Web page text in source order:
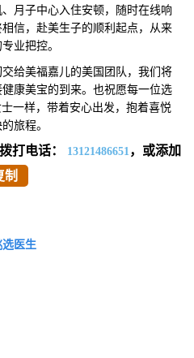
月子中心入住安顿，随时在线响
信，赴美生子的顺利起点，从来
业把控。
美福嘉儿的美国团队，我们将
康美宝的到来。也祝愿每一位选
一样，带着安心出发，抱着喜悦
旅程。
打电话： 13121486651，或添加
制
医生